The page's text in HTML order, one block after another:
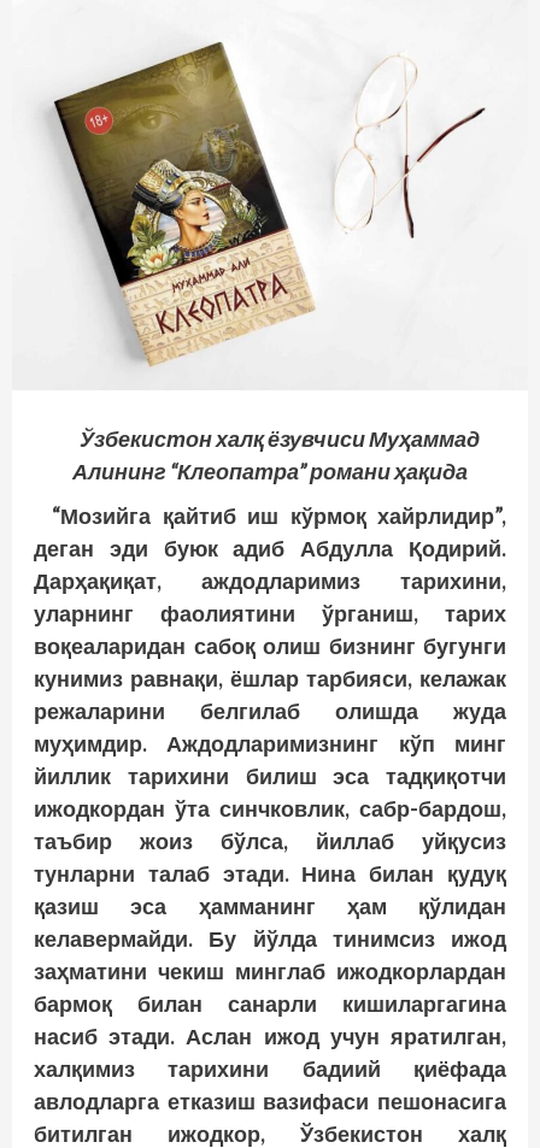
Ўзбекистон халқ ёзувчиси Муҳаммад
Алининг “Клеопатра” романи ҳақида
“Мозийга қайтибиш кўрмоқхайрлидир”,
деган эди буюкадиб Абдулла Қодирий.
Дарҳақиқат, аждодларимиз тарихини,
уларнинг фаолиятини ўрганиш, тарих
воқеаларидан сабоқ олиш бизнинг бугунги
кунимиз равнақи, ёшлар тарбияси, келажак
режаларини белгилаб олишда жуда
муҳимдир. Аждодларимизнинг кўп минг
йиллик тарихини билиш эса тадқиқотчи
ижодкордан ўта синчковлик, сабр-бардош,
таъбир жоиз бўлса, йиллаб уйқусиз
тунларни талаб этади. Нина билан қудуқ
қазиш эса ҳамманинг ҳам қўлидан
келавермайди. Бу йўлда тинимсиз ижод
заҳматини чекиш минглаб ижодкорлардан
бармоқ билан санарли кишиларгагина
насиб этади. Аслан ижод учун яратилган,
халқимиз тарихини бадиий қиёфада
авлодларга етказиш вазифаси пешонасига
битилган ижодкор, Ўзбекистон халқ